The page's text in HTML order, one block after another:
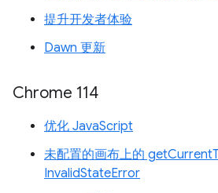
提升开发者体验
Dawn 更新
Chrome 114
优化 JavaScript
未配置的画布上的
InvalidStateError